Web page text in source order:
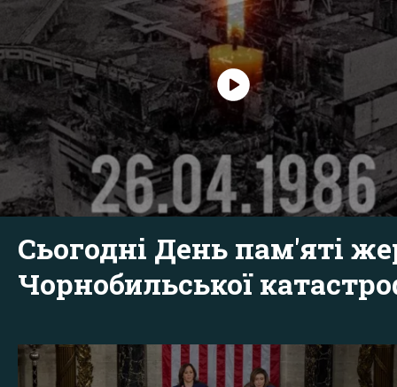
Сьогодні День пам'яті
Чорнобильської